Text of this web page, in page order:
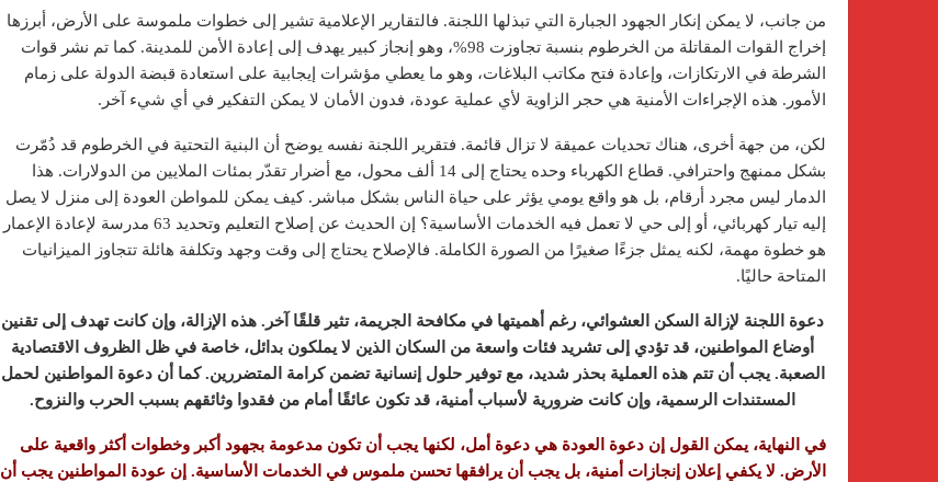
من جانب، لا يمكن إنكار الجهود الجبارة التي تبذلها اللجنة. فالتقارير الإعلامية تشير إلى خطوات ملموسة على الأرض، أبرزها
إخراج القوات المقاتلة من الخرطوم بنسبة تجاوزت 98%، وهو إنجاز كبير يهدف إلى إعادة الأمن للمدينة. كما تم نشر قوات
الشرطة في الارتكازات، وإعادة فتح مكاتب البلاغات، وهو ما يعطي مؤشرات إيجابية على استعادة قبضة الدولة على زمام
الأمور. هذه الإجراءات الأمنية هي حجر الزاوية لأي عملية عودة، فدون الأمان لا يمكن التفكير في أي شيء آخر.
لكن، من جهة أخرى، هناك تحديات عميقة لا تزال قائمة. فتقرير اللجنة نفسه يوضح أن البنية التحتية في الخرطوم قد دُمّرت
بشكل ممنهج واحترافي. قطاع الكهرباء وحده يحتاج إلى 14 ألف محول، مع أضرار تقدّر بمئات الملايين من الدولارات. هذا
الدمار ليس مجرد أرقام، بل هو واقع يومي يؤثر على حياة الناس بشكل مباشر. كيف يمكن للمواطن العودة إلى منزل لا يصل
إليه تيار كهربائي، أو إلى حي لا تعمل فيه الخدمات الأساسية؟ إن الحديث عن إصلاح التعليم وتحديد 63 مدرسة لإعادة الإعمار
هو خطوة مهمة، لكنه يمثل جزءًا صغيرًا من الصورة الكاملة. فالإصلاح يحتاج إلى وقت وجهد وتكلفة هائلة تتجاوز الميزانيات
المتاحة حاليًا.
دعوة اللجنة لإزالة السكن العشوائي، رغم أهميتها في مكافحة الجريمة، تثير قلقًا آخر. هذه الإزالة، وإن كانت تهدف إلى تقنين
أوضاع المواطنين، قد تؤدي إلى تشريد فئات واسعة من السكان الذين لا يملكون بدائل، خاصة في ظل الظروف الاقتصادية
الصعبة. يجب أن تتم هذه العملية بحذر شديد، مع توفير حلول إنسانية تضمن كرامة المتضررين. كما أن دعوة المواطنين لحمل
المستندات الرسمية، وإن كانت ضرورية لأسباب أمنية، قد تكون عائقًا أمام من فقدوا وثائقهم بسبب الحرب والنزوح.
في النهاية، يمكن القول إن دعوة العودة هي دعوة أمل، لكنها يجب أن تكون مدعومة بجهود أكبر وخطوات أكثر واقعية على
الأرض. لا يكفي إعلان إنجازات أمنية، بل يجب أن يرافقها تحسن ملموس في الخدمات الأساسية. إن عودة المواطنين يجب أن